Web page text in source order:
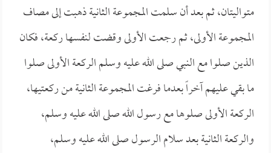
متواليتان، ثم بعد أن سلمت المجموعة الثانية ذهبت إلى مصاف
المجموعة الأولى، ثم رجعت الأولى وقضت لنفسها ركعة، فكان
الذين صلوا مع النبي صلى الله عليه وسلم الركعة الأولى صلوا
ما بقي عليهم آخراً بعدما فرغت المجموعة الثانية من ركعتيها،
الركعة الأولى صلوها مع رسول الله صلى الله عليه وسلم،
والركعة الثانية بعد سلام الرسول صلى الله عليه وسلم،